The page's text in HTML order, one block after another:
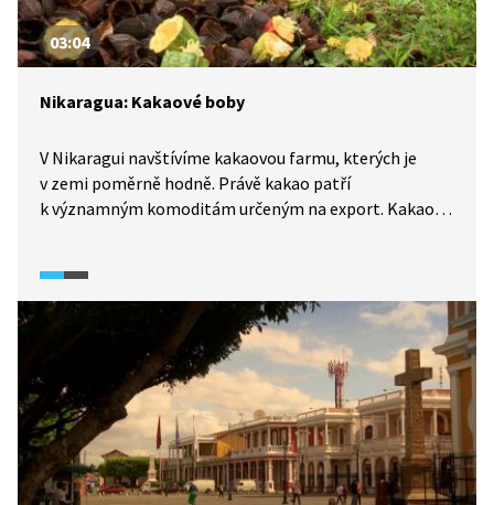
03:04
Nikaragua: Kakaové boby
V Nikaragui navštívíme kakaovou farmu, kterých je
v zemi poměrně hodně. Právě kakao patří
k významným komoditám určeným na export. Kakaové
škůdci. Pečlivost je ze stejného důvodu zásadní
i při otevírání samotných plodů. Vyloupaná semena pak
míří do další části výrobního procesu.